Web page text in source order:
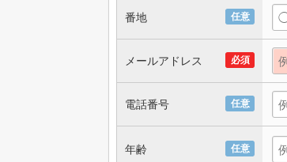
任意
番地
必須
メールアドレス
任意
電話番号
任意
年齢